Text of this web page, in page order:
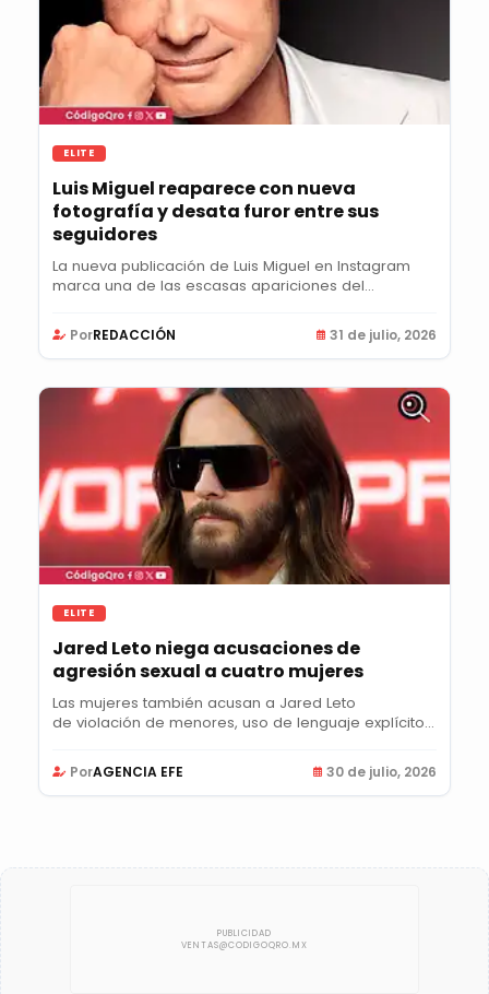
ELITE
Luis Miguel reaparece con nueva
fotografía y desata furor entre sus
seguidores
La nueva publicación de Luis Miguel en Instagram
marca una de las escasas apariciones del
PorREDACCIÓN 31 de julio, 2026
ELITE
Jared Leto niega acusaciones de
agresión sexual a cuatro mujeres
Las mujeres también acusan a Jared Leto
de violación de menores, uso de lenguaje explícito
PorAGENCIA EFE 30 de julio, 2026